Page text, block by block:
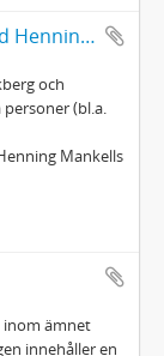
Anders Ekbergs korrespondens med Henning Mankell
och
(bl.a.
Mankells
inom ämnet
innehåller en